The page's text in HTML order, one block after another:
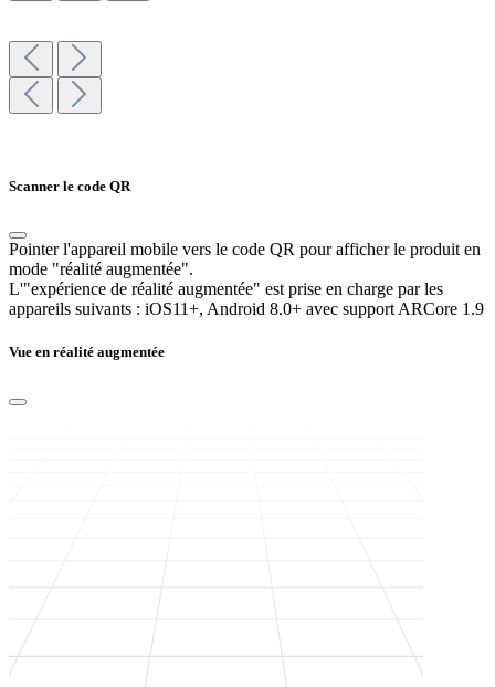
Scanner le code QR
Pointer l'appareil mobile vers le code QR pour afficher le produit en
mode "réalité augmentée".
L'"expérience de réalité augmentée" est prise en charge par les
appareils suivants : iOS11+, Android 8.0+ avec support ARCore 1.9
Vue en réalité augmentée